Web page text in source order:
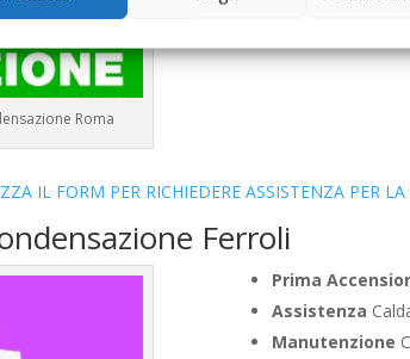
Roma
IL FORM PER RICHIEDERE ASSISTENZA PER
Ferroli
Prima
Assistenza
Manutenzione